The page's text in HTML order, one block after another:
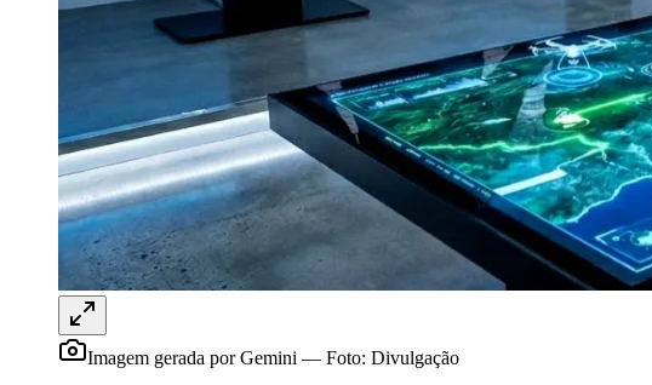
Hub de Negócios
Guia Comercial
Portal Educacional
Agenda de Vestibulares
Vagas de Emprego
Concursos
Panorama Econômico
Panorama Econômico
Para Sua Empresa
Anuncie no Portal
Verificar Empresa
Anunciar VagasNovo
Publicidade Legal
Imagem gerada por Gemini — Foto: Divulgação